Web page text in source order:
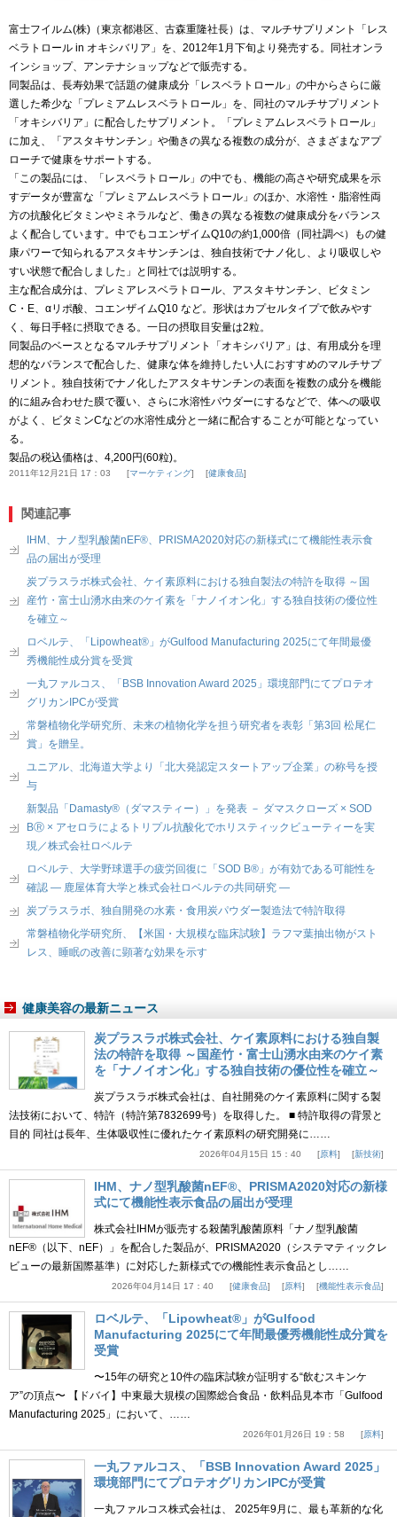
富士フイルム(株)（東京都港区、古森重隆社長）は、マルチサプリメント「レス
ベラトロール in オキシバリア」を、2012年1月下旬より発売する。同社オンラ
インショップ、アンテナショップなどで販売する。
同製品は、長寿効果で話題の健康成分「レスベラトロール」の中からさらに厳
選した希少な「プレミアムレスベラトロール」を、同社のマルチサプリメント
「オキシバリア」に配合したサプリメント。「プレミアムレスベラトロール」
に加え、「アスタキサンチン」や働きの異なる複数の成分が、さまざまなアプ
ローチで健康をサポートする。
「この製品には、「レスベラトロール」の中でも、機能の高さや研究成果を示
すデータが豊富な「プレミアムレスベラトロール」のほか、水溶性・脂溶性両
方の抗酸化ビタミンやミネラルなど、働きの異なる複数の健康成分をバランス
よく配合しています。中でもコエンザイムQ10の約1,000倍（同社調べ）もの健
康パワーで知られるアスタキサンチンは、独自技術でナノ化し、より吸収しや
すい状態で配合しました」と同社では説明する。
主な配合成分は、プレミアレスベラトロール、アスタキサンチン、ビタミン
C・E、αリポ酸、コエンザイムQ10 など。形状はカプセルタイプで飲みやす
く、毎日手軽に摂取できる。一日の摂取目安量は2粒。
同製品のベースとなるマルチサプリメント「オキシバリア」は、有用成分を理
想的なバランスで配合した、健康な体を維持したい人におすすめのマルチサプ
リメント。独自技術でナノ化したアスタキサンチンの表面を複数の成分を機能
的に組み合わせた膜で覆い、さらに水溶性パウダーにするなどで、体への吸収
がよく、ビタミンCなどの水溶性成分と一緒に配合することが可能となってい
る。
製品の税込価格は、4,200円(60粒)。
2011年12月21日 17：03 マーケティング 健康食品
関連記事
IHM、ナノ型乳酸菌nEF®、PRISMA2020対応の新様式にて機能性表示食
品の届出が受理
炭プラスラボ株式会社、ケイ素原料における独自製法の特許を取得 ～国
産竹・富士山湧水由来のケイ素を「ナノイオン化」する独自技術の優位性
を確立～
ロベルテ、「Lipowheat®」がGulfood Manufacturing 2025にて年間最優
秀機能性成分賞を受賞
一丸ファルコス、「BSB Innovation Award 2025」環境部門にてプロテオ
グリカンIPCが受賞
常磐植物化学研究所、未来の植物化学を担う研究者を表彰「第3回 松尾仁
賞」を贈呈。
ユニアル、北海道大学より「北大発認定スタートアップ企業」の称号を授
与
新製品「Damasty®（ダマスティー）」を発表 － ダマスクローズ × SOD
BⓇ × アセロラによるトリプル抗酸化でホリスティックビューティーを実
現／株式会社ロベルテ
ロベルテ、大学野球選手の疲労回復に「SOD B®」が有効である可能性を
確認 ― 鹿屋体育大学と株式会社ロベルテの共同研究 ―
炭プラスラボ、独自開発の水素・食用炭パウダー製造法で特許取得
常磐植物化学研究所、【米国・大規模な臨床試験】ラフマ葉抽出物がスト
レス、睡眠の改善に顕著な効果を示す
健康美容の最新ニュース
炭プラスラボ株式会社、ケイ素原料における独自製
法の特許を取得 ～国産竹・富士山湧水由来のケイ素
を「ナノイオン化」する独自技術の優位性を確立～
炭プラスラボ株式会社は、自社開発のケイ素原料に関する製
法技術において、特許（特許第7832699号）を取得した。 ■ 特許取得の背景と
目的 同社は長年、生体吸収性に優れたケイ素原料の研究開発に……
2026年04月15日 15：40 原料 新技術
IHM、ナノ型乳酸菌nEF®、PRISMA2020対応の新様
式にて機能性表示食品の届出が受理
株式会社IHMが販売する殺菌乳酸菌原料「ナノ型乳酸菌
nEF®（以下、nEF）」を配合した製品が、PRISMA2020（システマティックレ
ビューの最新国際基準）に対応した新様式での機能性表示食品とし……
2026年04月14日 17：40 健康食品 原料 機能性表示食品
ロベルテ、「Lipowheat®」がGulfood
Manufacturing 2025にて年間最優秀機能性成分賞を
受賞
〜15年の研究と10件の臨床試験が証明する“飲むスキンケ
ア”の頂点〜 【ドバイ】中東最大規模の国際総合食品・飲料品見本市「Gulfood
Manufacturing 2025」において、……
2026年01月26日 19：58 原料
一丸ファルコス、「BSB Innovation Award 2025」
環境部門にてプロテオグリカンIPCが受賞
一丸ファルコス株式会社は、 2025年9月に、最も革新的な化